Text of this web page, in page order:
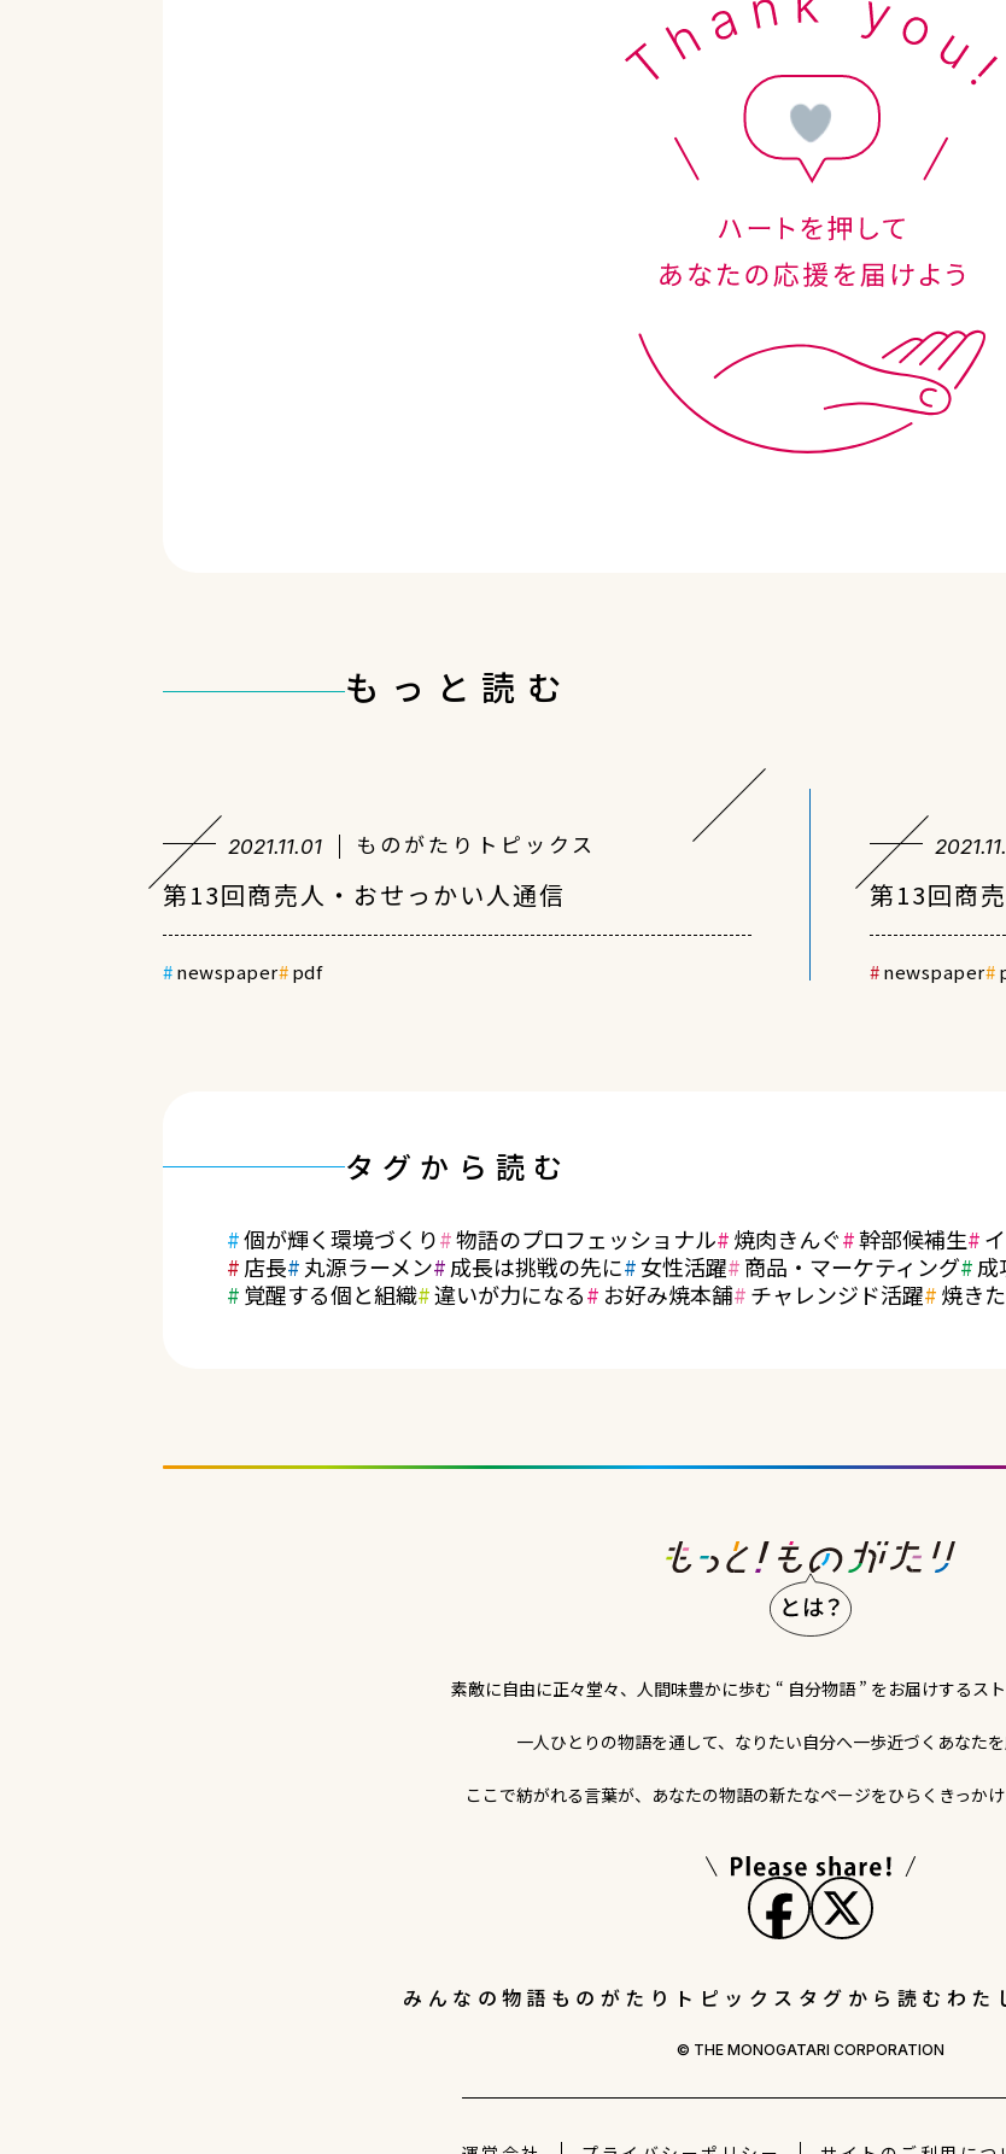
もっと読む
2021.11.01 ものがたりトピックス
第13回商売人・おせっかい人通信
newspaper pdf
第13回商
newspaper
タグから読む
個が輝く環境づくり 物語のプロフェッショナル 焼肉きんぐ 幹部候補生
店長
丸源ラーメン 成長は挑戦の先に 女性活躍 商品・マーケティング 成
覚醒する個と組織 違いが力になる お好み焼本舗 チャレンジド活躍 焼き
素敵に自由に正々堂々、人間味豊かに歩む “ 自分物語 ” をお届けするスト
一人ひとりの物語を通して、なりたい自分へ一歩近づくあなたを
ここで紡がれる言葉が、あなたの物語の新たなページをひらくきっかけ
みんなの物語 ものがたりトピックス タグから読む わた
© THE MONOGATARI CORPORATION